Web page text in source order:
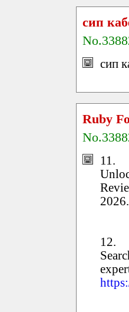
сип
сип
Ruby
11.
2026.
12.